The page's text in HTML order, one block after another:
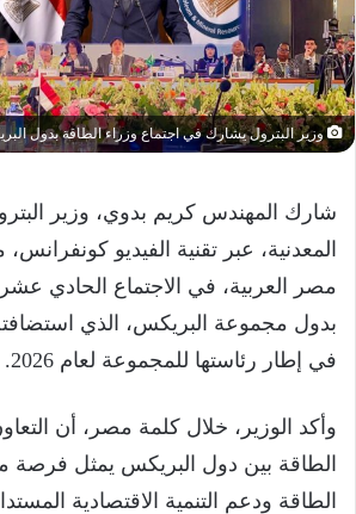
وزير البترول يشارك في اجتماع وزراء الطاقة بدول
شارك المهندس كريم بدوي، وزير
المعدنية، عبر تقنية الفيديو كونفرانس،
مصر العربية، في الاجتماع الحادي عشر
بدول مجموعة البريكس، الذي
في إطار رئاستها للمجموعة لعام 2026.
وأكد الوزير، خلال كلمة مصر، أن
الطاقة بين دول البريكس يمثل فرصة
الطاقة ودعم التنمية الاقتصادية